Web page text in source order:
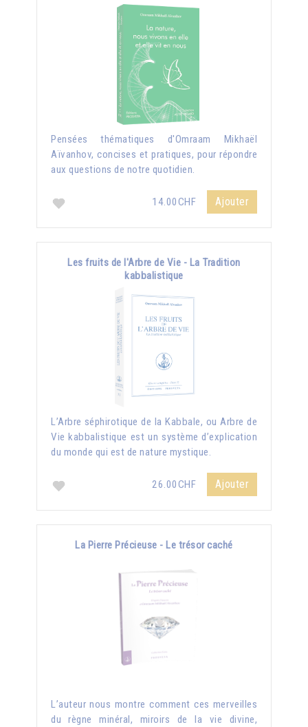
Pensées thématiques d'Omraam Mikhaël
Aïvanhov, concises et pratiques, pour répondre
aux questions de notre quotidien.
14.00CHF Ajouter
Les fruits de l'Arbre de Vie - La Tradition
kabbalistique
L’Arbre séphirotique de la Kabbale, ou Arbre de
Vie kabbalistique est un système d’explication
du monde qui est de nature mystique.
26.00CHF Ajouter
La Pierre Précieuse - Le trésor caché
L’auteur nous montre comment ces merveilles
du règne minéral, miroirs de la vie divine,